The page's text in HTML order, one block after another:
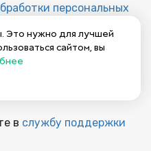
персональных
договора
в службу поддержки
Это нужно для лучшей
сайтом, вы